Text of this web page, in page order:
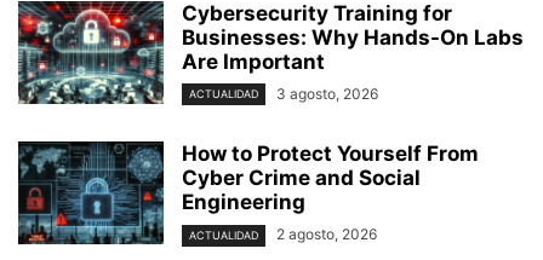
Cybersecurity Training for
Businesses: Why Hands-On Labs
Are Important
ACTUALIDAD 3 agosto, 2026
How to Protect Yourself From
Cyber Crime and Social
Engineering
ACTUALIDAD 2 agosto, 2026